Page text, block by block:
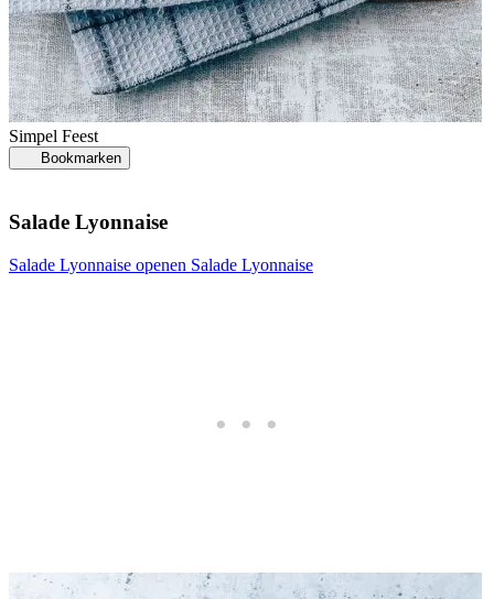
Simpel Feest
Bookmarken
Salade Lyonnaise
Salade Lyonnaise openen Salade Lyonnaise